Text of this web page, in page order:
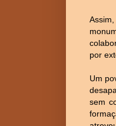
por
Um
sem